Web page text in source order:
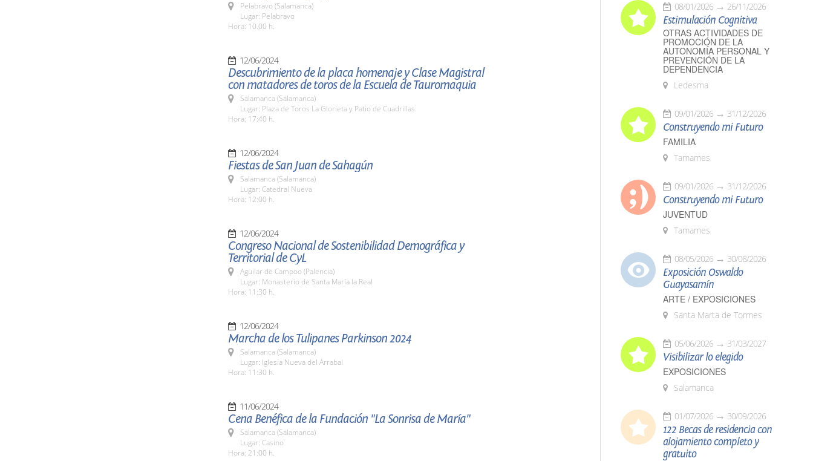
Pelabravo (Salamanca)
Lugar: Pelabravo
Hora: 10.00 h.
12/06/2024
Descubrimiento de la placa homenaje y Clase Magistral
con matadores de toros de la Escuela de Tauromaquia
Salamanca (Salamanca)
Lugar: Plaza de Toros La Glorieta y Patio de Cuadrillas.
Hora: 17:40 h.
12/06/2024
Fiestas de San Juan de Sahagún
Salamanca (Salamanca)
Lugar: Catedral Nueva
Hora: 12:00 h.
12/06/2024
Congreso Nacional de Sostenibilidad Demográfica y
Territorial de CyL
Aguilar de Campoo (Palencia)
Lugar: Monasterio de Santa María la Real
Hora: 11:30 h.
12/06/2024
Marcha de los Tulipanes Parkinson 2024
Salamanca (Salamanca)
Lugar: Iglesia Nueva del Arrabal
Hora: 11:30 h.
11/06/2024
Cena Benéfica de la Fundación "La Sonrisa de María"
Salamanca (Salamanca)
Lugar: Casino
Hora: 21:00 h.
08/01/2026 26/11/2026
Estimulación Cognitiva
OTRAS ACTIVIDADES DE
PROMOCIÓN DE LA
AUTONOMÍA PERSONAL Y
PREVENCIÓN DE LA
DEPENDENCIA
Ledesma
09/01/2026 31/12/2026
Construyendo mi Futuro
FAMILIA
Tamames
09/01/2026 31/12/2026
Construyendo mi Futuro
JUVENTUD
Tamames
08/05/2026 30/08/2026
Exposición Oswaldo
Guayasamín
ARTE / EXPOSICIONES
Santa Marta de Tormes
05/06/2026 31/03/2027
Visibilizar lo elegido
EXPOSICIONES
Salamanca
01/07/2026 30/09/2026
122 Becas de residencia con
alojamiento completo y
gratuito